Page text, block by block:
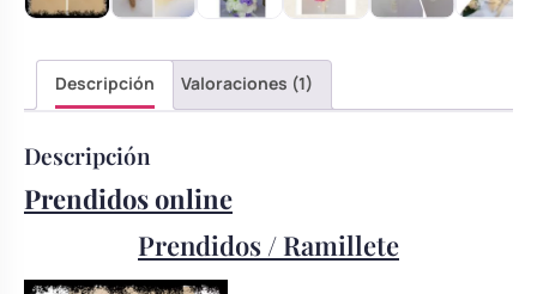
bebé boda
floral coche
Descripción Valoraciones (1)
Descripción
Prendidos online
Prendidos / Ramillete